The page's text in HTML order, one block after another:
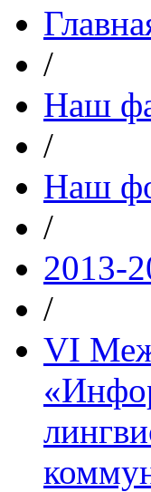
/
Наш
/
Наш
/
2013-
/
VI